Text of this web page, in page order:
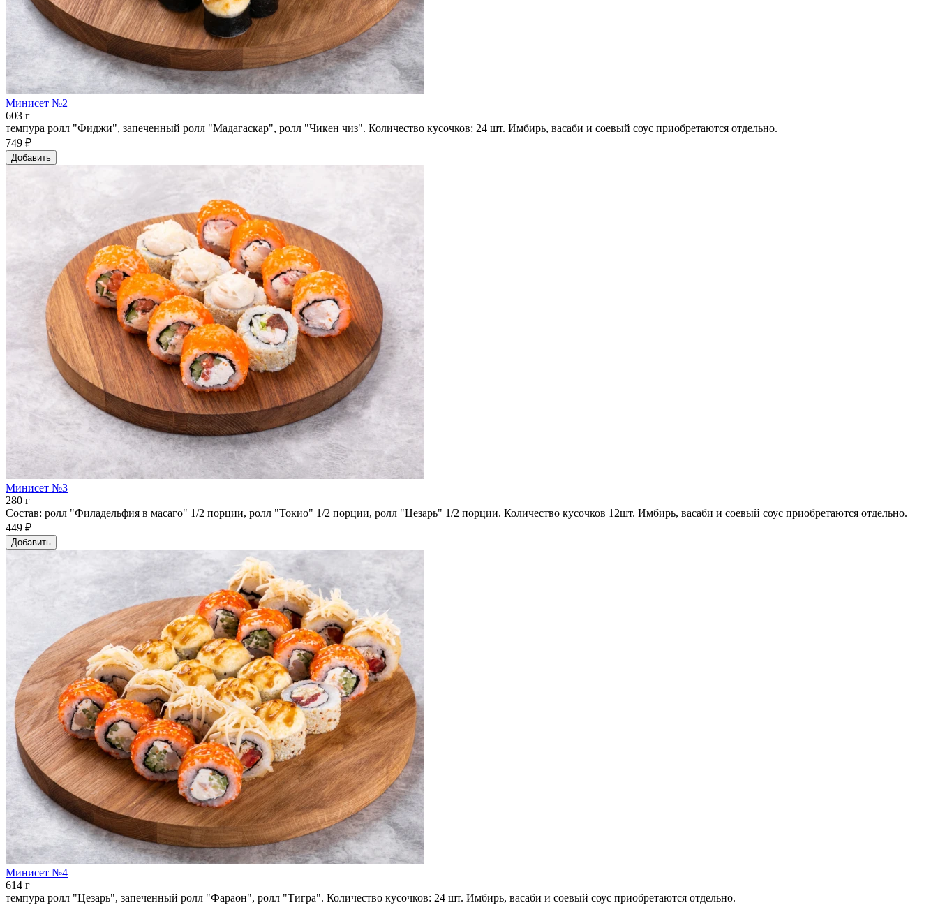
Минисет №2
603 г
темпура ролл "Фиджи", запеченный ролл "Мадагаскар", ролл "Чикен чиз". Количество кусочков: 24 шт. Имбирь, васаби и соевый соус приобретаются отдельно.
749 ₽
Добавить
Минисет №3
280 г
Состав: ролл "Филадельфия в масаго" 1/2 порции, ролл "Токио" 1/2 порции, ролл "Цезарь" 1/2 порции. Количество кусочков 12шт. Имбирь, васаби и соевый соус приобретаются отдельно.
449 ₽
Добавить
Минисет №4
614 г
темпура ролл "Цезарь", запеченный ролл "Фараон", ролл "Тигра". Количество кусочков: 24 шт. Имбирь, васаби и соевый соус приобретаются отдельно.